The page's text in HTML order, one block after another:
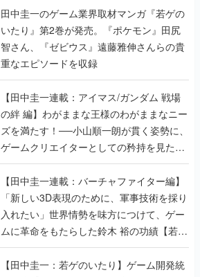
田中圭一のゲーム業界取材マンガ『若ゲの
いたり』第2巻が発売。『ポケモン』田尻
智さん、『ゼビウス』遠藤雅伸さんらの貴
重なエピソードを収録
【田中圭一連載：アイマス/ガンダム 戦場
の絆 編】わがままな王様のわがままなニー
ズを満たす！──小山順一朗が貫く姿勢に、
ゲームクリエイターとしての矜持を見た
【若ゲのいたり最終回】
【田中圭一連載：バーチャファイター編】
「新しい3D表現のために、軍事技術を採り
入れたい」世界情勢を味方につけて、ゲー
ムに革命をもたらした鈴木 裕の功績【若ゲ
のいたり】
【田中圭一：若ゲのいたり】ゲーム開発統